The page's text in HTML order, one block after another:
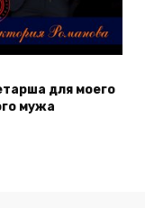
для моего
мужа